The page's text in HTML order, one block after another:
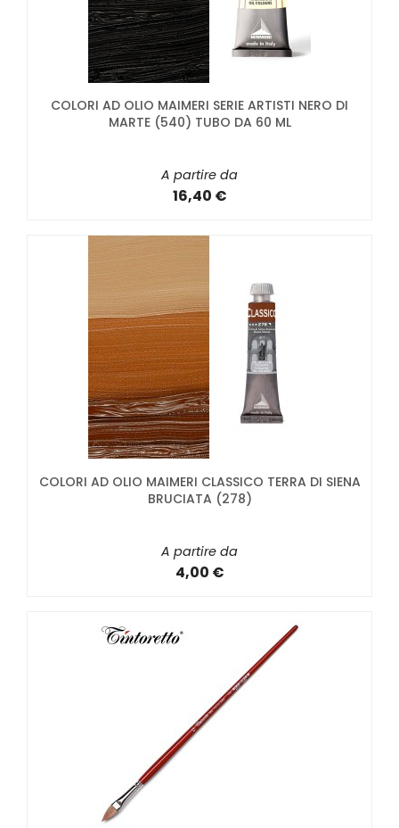
COLORI AD OLIO MAIMERI SERIE ARTISTI NERO DI
MARTE (540) TUBO DA 60 ML
A partire da
16,40 €
COLORI AD OLIO MAIMERI CLASSICO TERRA DI SIENA
BRUCIATA (278)
A partire da
4,00 €